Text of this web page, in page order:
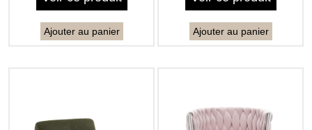
Ajouter au panier Ajouter au panier